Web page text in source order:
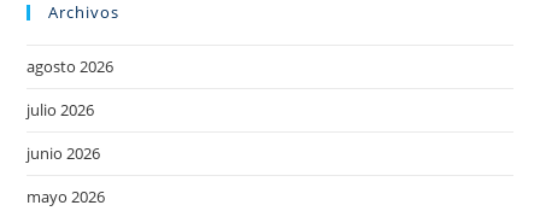
Archivos
agosto 2026
julio 2026
junio 2026
mayo 2026